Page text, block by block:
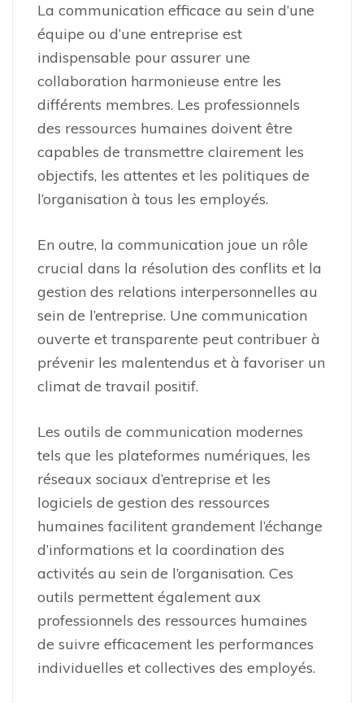
La communication efficace au sein d’une
équipe ou d’une entreprise est
indispensable pour assurer une
collaboration harmonieuse entre les
différents membres. Les professionnels
des ressources humaines doivent être
capables de transmettre clairement les
objectifs, les attentes et les politiques de
l’organisation à tous les employés.
En outre, la communication joue un rôle
crucial dans la résolution des conflits et la
gestion des relations interpersonnelles au
sein de l’entreprise. Une communication
ouverte et transparente peut contribuer à
prévenir les malentendus et à favoriser un
climat de travail positif.
Les outils de communication modernes
tels que les plateformes numériques, les
réseaux sociaux d’entreprise et les
logiciels de gestion des ressources
humaines facilitent grandement l’échange
d’informations et la coordination des
activités au sein de l’organisation. Ces
outils permettent également aux
professionnels des ressources humaines
de suivre efficacement les performances
individuelles et collectives des employés.